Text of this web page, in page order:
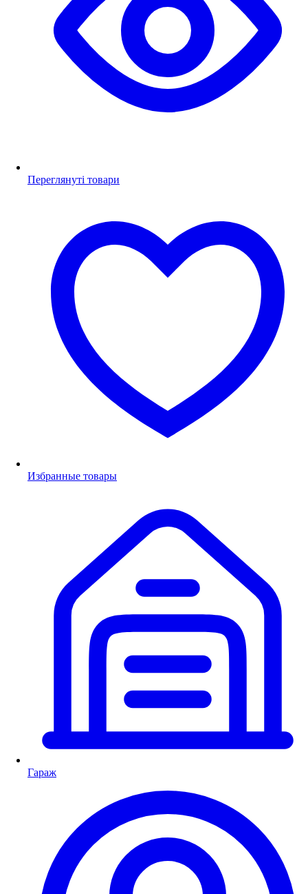
Переглянуті товари
Избранные товары
Гараж